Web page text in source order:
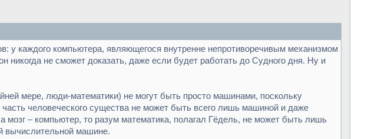
у каждого компьютера, являющегося внутренне непротиворечивым механизмом
никогда не сможет доказать, даже если будет работать до Судного дня. Ну и
мере, люди-математики) не могут быть просто машинами, поскольку
человеческого существа не может быть всего лишь машиной и даже
– компьютер, то разум математика, полагал Гёдель, не может быть лишь
вычислительной машине.